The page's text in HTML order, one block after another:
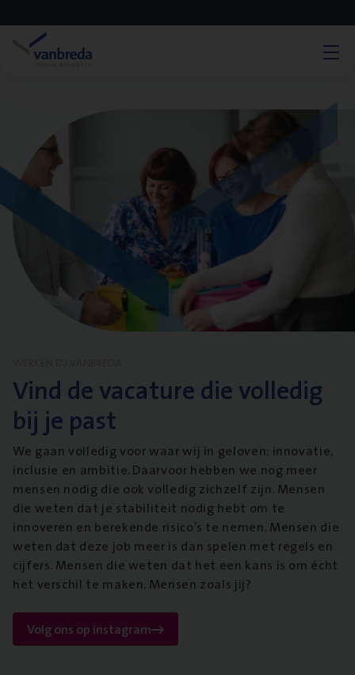
Vind de vacature die volledig
bij je past
We gaan volledig voor waar wij in geloven: innovatie,
inclusie en ambitie. Daarvoor hebben we nog meer
mensen nodig die ook volledig zichzelf zijn. Mensen
die weten dat je stabiliteit nodig hebt om te
innoveren en berekende risico’s te nemen. Mensen die
weten dat deze job meer is dan spelen met regels en
cijfers. Mensen die weten dat het een kans is om écht
het verschil te maken. Mensen zoals jij?
Volg ons op instagram